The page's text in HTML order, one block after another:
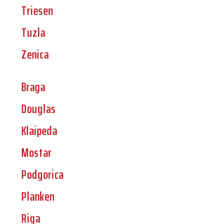
Triesen
Tuzla
Zenica
Braga
Douglas
Klaipeda
Mostar
Podgorica
Planken
Riga